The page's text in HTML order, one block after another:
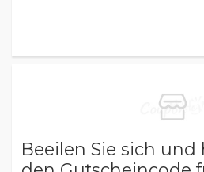
Beeilen Sie sich und